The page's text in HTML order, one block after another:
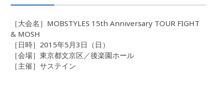
［大会名］MOBSTYLES 15th Anniversary TOUR FIGHT
& MOSH
［日時］2015年5月3日（日）
［会場］東京都文京区／後楽園ホール
［主催］サステイン